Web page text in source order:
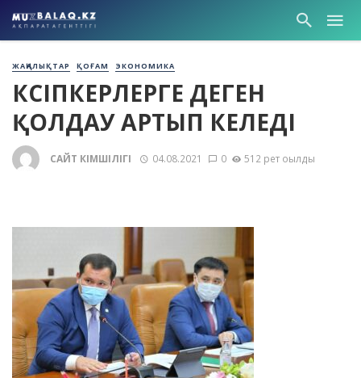
ЖАҢАЛЫҚТАР ҚОҒАМ ЭКОНОМИКА
КӘСІПКЕРЛЕРГЕ ДЕГЕН
ҚОЛДАУ АРТЫП КЕЛЕДІ
САЙТ ӘКІМШІЛІГІ 04.08.2021 0 512 рет оқылды